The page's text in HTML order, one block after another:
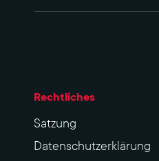
Rechtliches
Sat­zung
Datenschutzerklärung